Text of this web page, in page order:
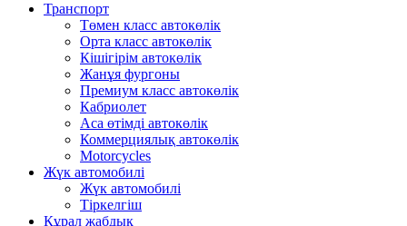
Транспорт
Төмен класс автокөлік
Орта класс автокөлік
Кішігірім автокөлік
Жанұя фургоны
Премиум класс автокөлік
Кабриолет
Аса өтімді автокөлік
Коммерциялық автокөлік
Motorcycles
Жүк автомобилі
Жүк автомобилі
Тіркелгіш
Құрал жабдық